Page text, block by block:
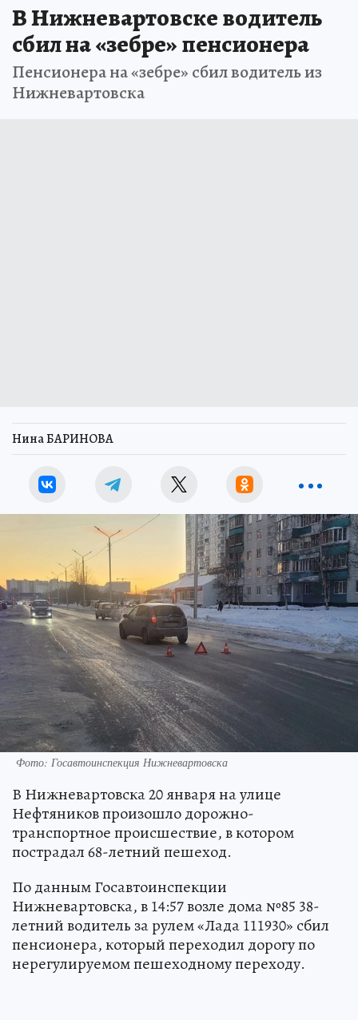
В Нижневартовске водитель
сбил на «зебре» пенсионера
Пенсионера на «зебре» сбил водитель из
Нижневартовска
Нина БАРИНОВА
Фото: Госавтоинспекция Нижневартовска
В Нижневартовска 20 января на улице
Нефтяников произошло дорожно-
транспортное происшествие, в котором
пострадал 68-летний пешеход.
По данным Госавтоинспекции
Нижневартовска, в 14:57 возле дома №85 38-
летний водитель за рулем «Лада 111930» сбил
пенсионера, который переходил дорогу по
нерегулируемом пешеходному переходу.